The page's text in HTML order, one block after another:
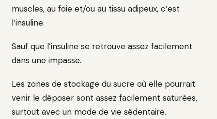
muscles, au foie et/ou au tissu adipeux, c’est
l’insuline.
Sauf que l’insuline se retrouve assez facilement
dans une impasse.
Les zones de stockage du sucre où elle pourrait
venir le déposer sont assez facilement saturées,
surtout avec un mode de vie sédentaire.